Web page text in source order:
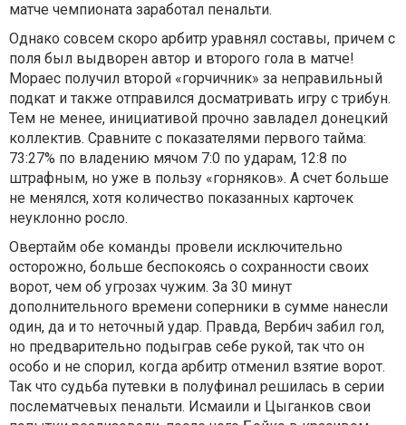
матче чемпионата заработал пенальти.
Однако совсем скоро арбитр уравнял составы, причем с
поля был выдворен автор и второго гола в матче!
Мораес получил второй «горчичник» за неправильный
подкат и также отправился досматривать игру с трибун.
Тем не менее, инициативой прочно завладел донецкий
коллектив. Сравните с показателями первого тайма:
73:27% по владению мячом 7:0 по ударам, 12:8 по
штрафным, но уже в пользу «горняков». А счет больше
не менялся, хотя количество показанных карточек
неуклонно росло.
Овертайм обе команды провели исключительно
осторожно, больше беспокоясь о сохранности своих
ворот, чем об угрозах чужим. За 30 минут
дополнительного времени соперники в сумме нанесли
один, да и то неточный удар. Правда, Вербич забил гол,
но предварительно подыграв себе рукой, так что он
особо и не спорил, когда арбитр отменил взятие ворот.
Так что судьба путевки в полуфинал решилась в серии
послематчевых пенальти. Исмаили и Цыганков свои